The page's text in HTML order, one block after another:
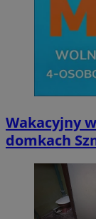
Wakacyjny
domkach